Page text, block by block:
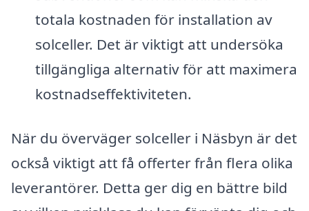
totala kostnaden för installation av
solceller. Det är viktigt att undersöka
tillgängliga alternativ för att maximera
kostnadseffektiviteten.
När du överväger solceller i Näsbyn är det
också viktigt att få offerter från flera olika
leverantörer. Detta ger dig en bättre bild